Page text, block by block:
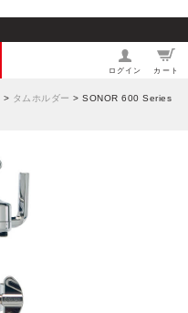
ログイン カート
> タムホルダー > SONOR 600 Series